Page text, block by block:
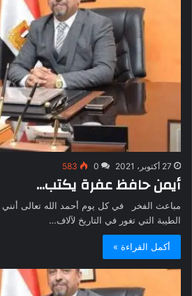
27 أكتوبر، 2021 0
583
أيمن حافظ عفرة يكتب…
مباعث الفخر في كل يوم أحمد الله تعالى أنني
الطيبة التي تغور في التاريخ لآلاف…
أكمل القراءة »